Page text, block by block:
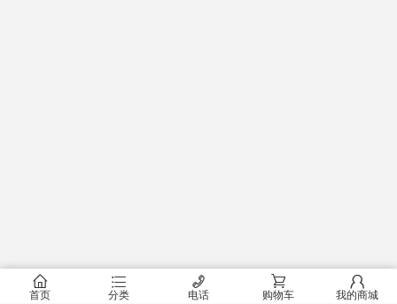
󰂠
首页
󰂦
分类
󰄫
电话
󰂟
购物车
󰂢
我的商城